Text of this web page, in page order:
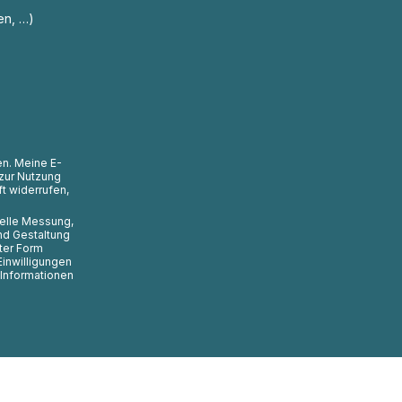
…)
Meine E-
Nutzung
widerrufen,
Messung,
Gestaltung
Form